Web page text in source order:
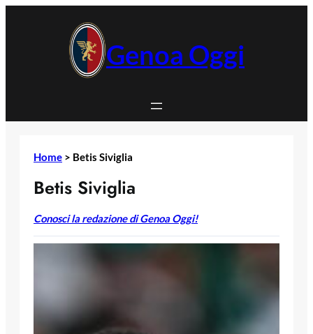
Genoa Oggi
Home > Betis Siviglia
Betis Siviglia
Conosci la redazione di Genoa Oggi!